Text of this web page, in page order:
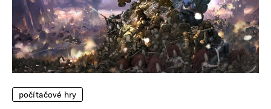
počítačové hry